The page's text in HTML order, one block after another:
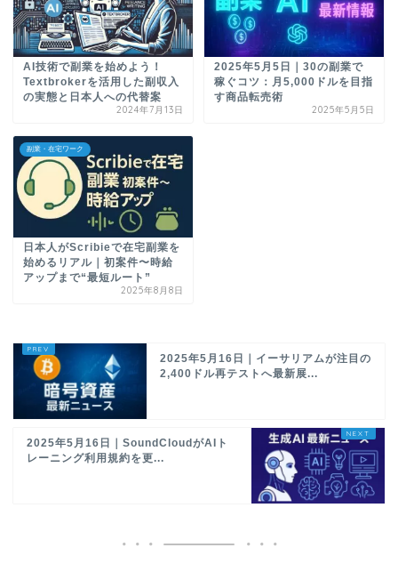
AI技術で副業を始めよう！
Textbrokerを活用した副収入
の実態と日本人への代替案
2024年7月13日
2025年5月5日｜30の副業で
稼ぐコツ：月5,000ドルを目指
す商品転売術
2025年5月5日
副業・在宅ワーク
日本人がScribieで在宅副業を
始めるリアル｜初案件〜時給
アップまで“最短ルート”
2025年8月8日
2025年5月16日｜イーサリアムが注目の
2,400ドル再テストへ最新展...
2025年5月16日｜SoundCloudがAIト
レーニング利用規約を更...